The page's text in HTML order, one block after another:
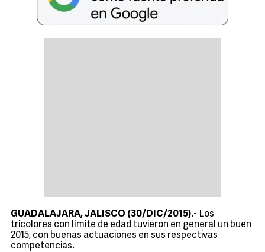
GUADALAJARA, JALISCO (30/DIC/2015).- Los
tricolores con límite de edad tuvieron en general un buen
2015, con buenas actuaciones en sus respectivas
competencias.